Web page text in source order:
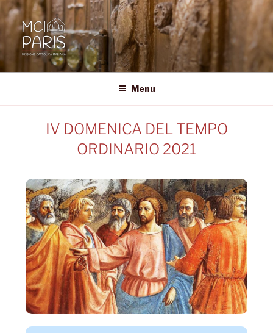
MCI • PARIS
Missione Cattolica Italiana Parigi
Menu
IV DOMENICA DEL TEMPO
ORDINARIO 2021